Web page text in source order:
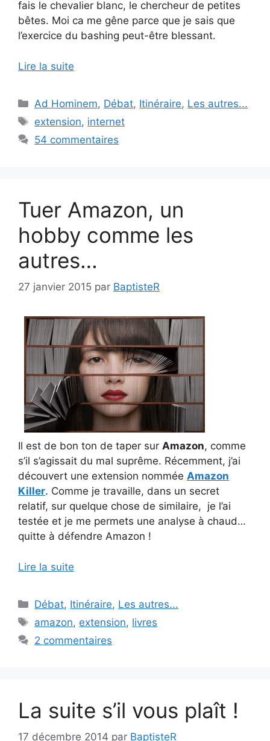
fais le chevalier blanc, le chercheur de petites
bêtes. Moi ca me gêne parce que je sais que
l’exercice du bashing peut-être blessant.
Lire la suite
Catégories
Ad Hominem, Débat, Itinéraire, Les autres...
Étiquettes
extension, internet
54 commentaires
Tuer Amazon, un
hobby comme les
autres…
27 janvier 2015 par BaptisteR
Il est de bon ton de taper sur Amazon, comme
s’il s’agissait du mal suprême. Récemment, j’ai
découvert une extension nommée Amazon
Killer. Comme je travaille, dans un secret
relatif, sur quelque chose de similaire, je l’ai
testée et je me permets une analyse à chaud…
quitte à défendre Amazon !
Lire la suite
Catégories
Débat, Itinéraire, Les autres...
Étiquettes
amazon, extension, livres
2 commentaires
La suite s’il vous plaît !
17 décembre 2014 par BaptisteR